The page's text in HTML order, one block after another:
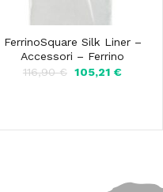
FerrinoSquare Silk Liner –
Accessori – Ferrino
116,90€ Il
105,21€Il